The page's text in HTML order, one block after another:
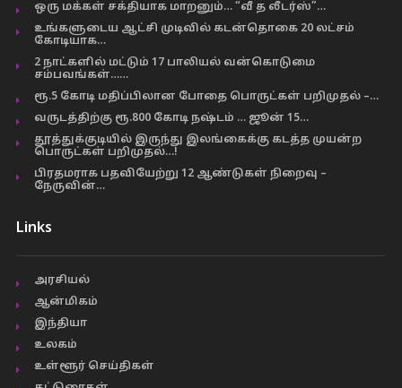
ஒரு மக்கள் சக்தியாக மாறனும்… “வீ த லீடர்ஸ்”…
உங்களுடைய ஆட்சி முடிவில் கடன்தொகை 20 லட்சம்
கோடியாக…
2 நாட்களில் மட்டும் 17 பாலியல் வன்கொடுமை
சம்பவங்கள்……
ரூ.5 கோடி மதிப்பிலான போதை பொருட்கள் பறிமுதல் –…
வருடத்திற்கு ரூ.800 கோடி நஷ்டம் … ஜூன் 15…
தூத்துக்குடியில் இருந்து இலங்கைக்கு கடத்த முயன்ற
பொருட்கள் பறிமுதல்…!
பிரதமராக பதவியேற்று 12 ஆண்டுகள் நிறைவு –
நேருவின்…
Links
அரசியல்
ஆன்மிகம்
இந்தியா
உலகம்
உள்ளூர் செய்திகள்